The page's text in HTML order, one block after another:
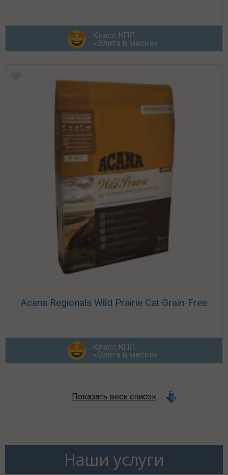
Класс КПП
«Элита в миске»
Acana Regionals Wild Prairie Cat Grain-Free
Класс КПП
«Элита в миске»
Показать весь список
Наши услуги